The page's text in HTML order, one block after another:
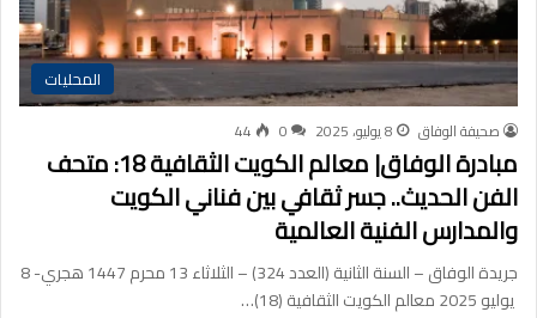
المحليات
صحيفة الوفاق 8 يوليو، 2025 0
44
مبادرة الوفاق| معالم الكويت الثقافية 18: متحف
الفن الحديث.. جسر ثقافي بين فناني الكويت
والمدارس الفنية العالمية
جريدة الوفاق – السنة الثانية (العدد 324) – الثلاثاء 13 محرم 1447 هجري- 8
يوليو 2025 معالم الكويت الثقافية (18)…